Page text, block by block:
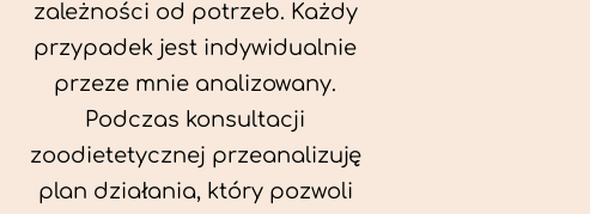
zależności od potrzeb. Każdy
przypadek jest indywidualnie
przeze mnie analizowany.
Podczas konsultacji
zoodietetycznej przeanalizuję
plan działania, który pozwoli